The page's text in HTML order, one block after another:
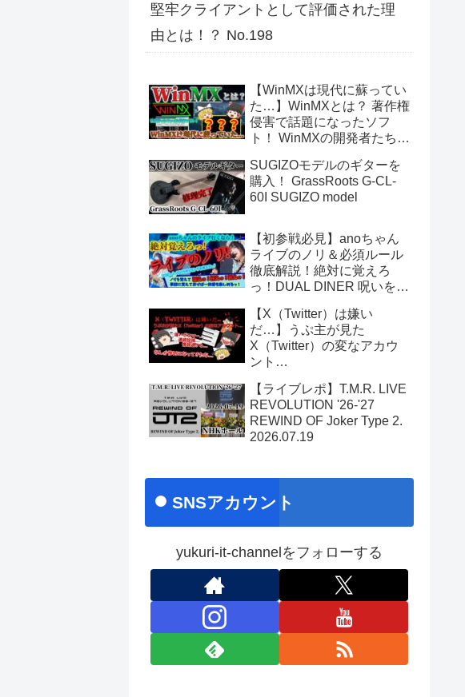
堅牢クライアントとして評価された理
由とは！？ No.198
【WinMXは現代に蘇ってい
た…】WinMXとは？ 著作権
侵害で話題になったソフ
ト！ WinMXの開発者たちが
「Fopnu」とは？ No.140
SUGIZOモデルのギターを
購入！ GrassRoots G-CL-
60I SUGIZO model
【初参戦必見】anoちゃん
ライブのノリ＆必須ルール
徹底解説！絶対に覚えろ
っ！DUAL DINER 呪いをか
あのちゃんライブ
【X（Twitter）は嫌い
だ…】うぷ主が見た
X（Twitter）の変なアカウ
ント…
【ライブレポ】T.M.R. LIVE
REVOLUTION '26-'27
REWIND OF Joker Type 2.
2026.07.19
SNSアカウント
yukuri-it-channelをフォローする